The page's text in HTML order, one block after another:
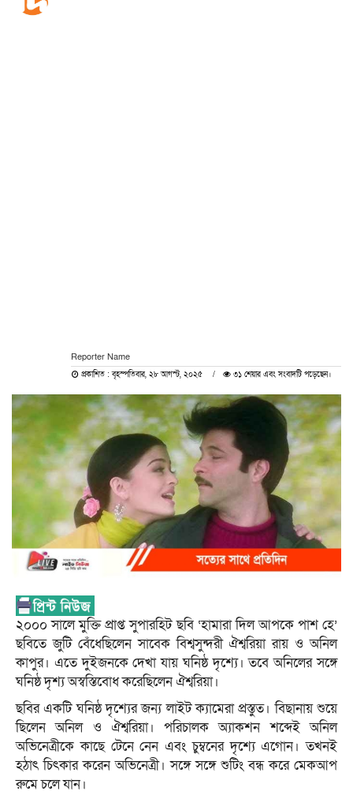
Reporter Name
প্রকাশিত : বৃহস্পতিবার, ২৮ আগস্ট, ২০২৫ ৩১ শেয়ার এবং সংবাদটি পড়েছেন।
২০০০ সালে মুক্তি প্রাপ্ত সুপারহিট ছবি ‘হামারা দিল আপকে পাশ হে’
ছবিতে জুটি বেঁধেছিলেন সাবেক বিশ্বসুন্দরী ঐশ্বরিয়া রায় ও অনিল
কাপুর। এতে দুইজনকে দেখা যায় ঘনিষ্ঠ দৃশ্যে। তবে অনিলের সঙ্গে
ঘনিষ্ঠ দৃশ্য অস্বস্তিবোধ করেছিলেন ঐশ্বরিয়া।
ছবির একটি ঘনিষ্ঠ দৃশ্যের জন্য লাইট ক্যামেরা প্রস্তুত। বিছানায় শুয়ে
ছিলেন অনিল ও ঐশ্বরিয়া। পরিচালক অ্যাকশন শব্দেই অনিল
অভিনেত্রীকে কাছে টেনে নেন এবং চুম্বনের দৃশ্যে এগোন। তখনই
হঠাৎ চিৎকার করেন অভিনেত্রী। সঙ্গে সঙ্গে শুটিং বন্ধ করে মেকআপ
রুমে চলে যান।